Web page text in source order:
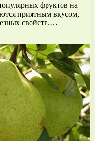
фруктов на
приятным вкусом,
свойств.…